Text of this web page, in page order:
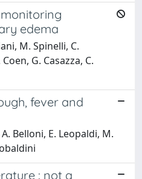
edema
M. Spinelli, C.
G. Casazza, C.
fever and
Belloni, E. Leopaldi, M.
: not a